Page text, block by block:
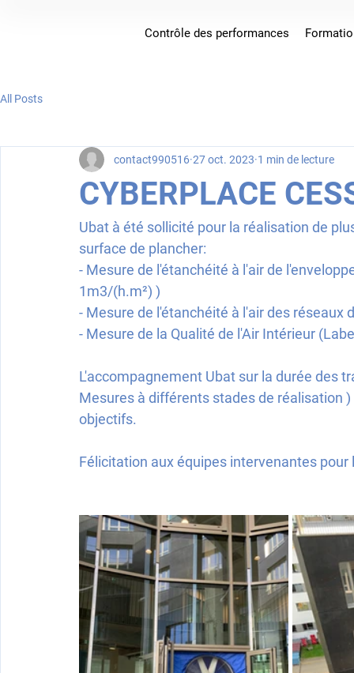
Contrôle des performances
All Posts
CYBERPLACE
contact990516 27 oct. 2023 1 min de lecture
Ubat à été sollicité pour la réalisation de
surface de plancher:
- Mesure de l'étanchéité à l'air de
1m3/(h.m²) )
- Mesure de l'étanchéité à l'air des réseaux
- Mesure de la Qualité de l'Air Intérieur
L'accompagnement Ubat sur la durée des
Mesures à différents stades de réalisation
objectifs.
Félicitation aux équipes intervenantes pour